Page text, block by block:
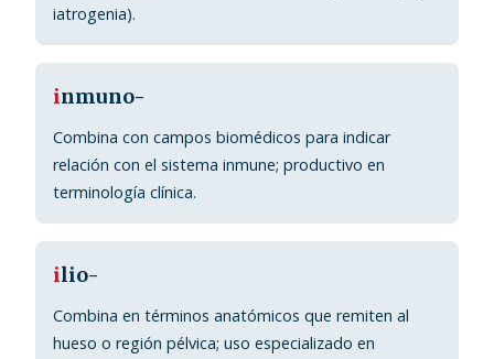
iatrogenia).
inmuno-
Combina con campos biomédicos para indicar
relación con el sistema inmune; productivo en
terminología clínica.
ilio-
Combina en términos anatómicos que remiten al
hueso o región pélvica; uso especializado en